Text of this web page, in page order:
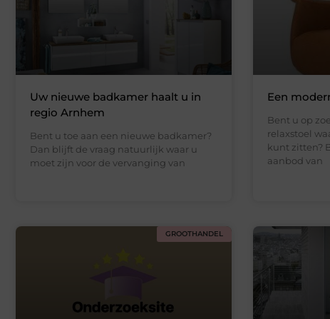
Uw nieuwe badkamer haalt u in
regio Arnhem
Bent u toe aan een nieuwe badkamer?
Dan blijft de vraag natuurlijk waar u
moet zijn voor de vervanging van
Een
Bent u op
relaxstoel
kunt zitten?
aanbod van
GROOTHANDEL